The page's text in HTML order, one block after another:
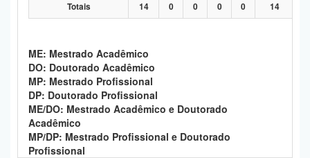
Totais 14 0 0 0 0 14
ME: Mestrado Acadêmico
DO: Doutorado Acadêmico
MP: Mestrado Profissional
DP: Doutorado Profissional
ME/DO: Mestrado Acadêmico e Doutorado
Acadêmico
MP/DP: Mestrado Profissional e Doutorado
Profissional